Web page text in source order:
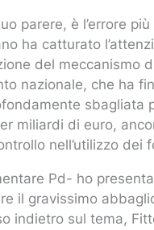
parere, è l’errore
ha catturato
del meccanismo
nazionale, che ha
sbagliata
miliardi di euro,
nell’utilizzo dei
Pd- ho
il gravissimo
indietro sul tema,